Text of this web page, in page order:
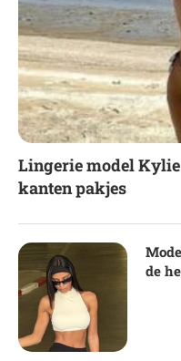
Lingerie model Kylie
kanten pakjes
de